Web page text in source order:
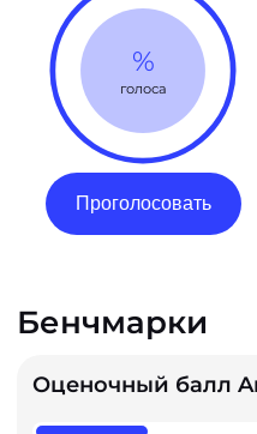
%
голоса
Проголосовать
Бенчмарки
Оценочный балл